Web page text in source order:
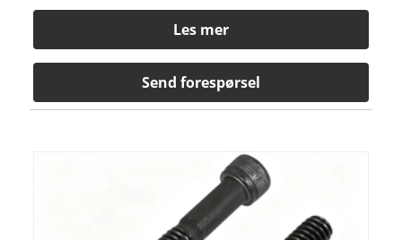
Les mer
Send forespørsel